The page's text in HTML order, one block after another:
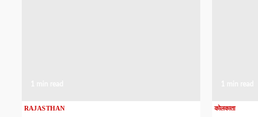
RAJASTHAN कोलकाता